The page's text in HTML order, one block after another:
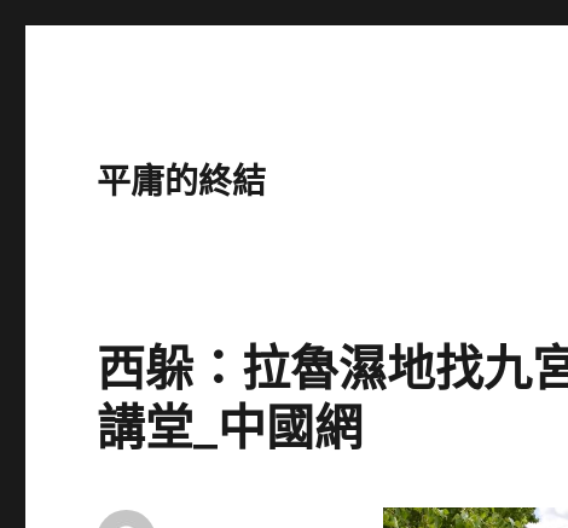
平庸的終結
西躲：拉魯濕地找九
講堂_中國網